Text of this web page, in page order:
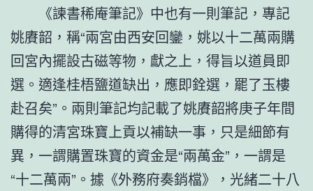
《諫書稀庵筆記》中也有一則筆記，專記
姚賡韶，稱“兩宮由西安回鑾，姚以十二萬兩購
回宮內擺設古磁等物，獻之上，得旨以道員即
選。適逢桂梧鹽道缺出，應即銓選，罷了玉樓
赴召矣”。兩則筆記均記載了姚賡韶將庚子年間
購得的清宮珠寶上貢以補缺一事，只是細節有
異，一謂購置珠寶的資金是“兩萬金”，一謂是
“十二萬兩”。據《外務府奏銷檔》，光緒二十八